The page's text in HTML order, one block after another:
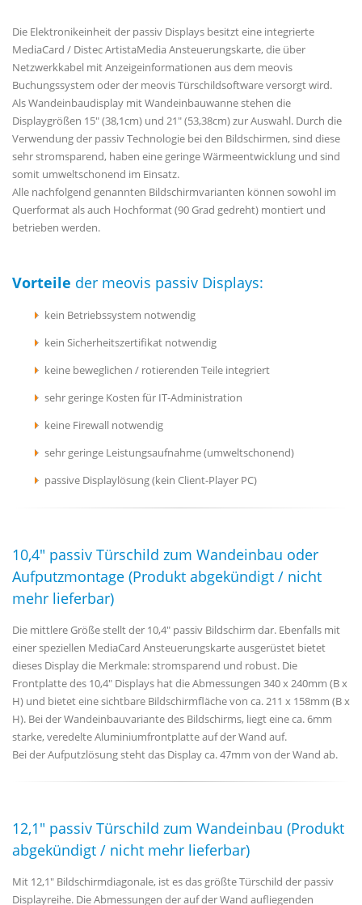
Die Elektronikeinheit der passiv Displays besitzt eine integrierte
MediaCard / Distec ArtistaMedia Ansteuerungskarte, die über
Netzwerkkabel mit Anzeigeinformationen aus dem meovis
Buchungssystem oder der meovis Türschildsoftware versorgt wird.
Als Wandeinbaudisplay mit Wandeinbauwanne stehen die
Displaygrößen 15" (38,1cm) und 21" (53,38cm) zur Auswahl. Durch die
Verwendung der passiv Technologie bei den Bildschirmen, sind diese
sehr stromsparend, haben eine geringe Wärmeentwicklung und sind
somit umweltschonend im Einsatz.
Alle nachfolgend genannten Bildschirmvarianten können sowohl im
Querformat als auch Hochformat (90 Grad gedreht) montiert und
betrieben werden.
Vorteile der meovis passiv Displays:
kein Betriebssystem notwendig
kein Sicherheitszertifikat notwendig
keine beweglichen / rotierenden Teile integriert
sehr geringe Kosten für IT-Administration
keine Firewall notwendig
sehr geringe Leistungsaufnahme (umweltschonend)
passive Displaylösung (kein Client-Player PC)
10,4" passiv Türschild zum Wandeinbau oder
Aufputzmontage (Produkt abgekündigt / nicht
mehr lieferbar)
Die mittlere Größe stellt der 10,4" passiv Bildschirm dar. Ebenfalls mit
einer speziellen MediaCard Ansteuerungskarte ausgerüstet bietet
dieses Display die Merkmale: stromsparend und robust. Die
Frontplatte des 10,4" Displays hat die Abmessungen 340 x 240mm (B x
H) und bietet eine sichtbare Bildschirmfläche von ca. 211 x 158mm (B x
H). Bei der Wandeinbauvariante des Bildschirms, liegt eine ca. 6mm
starke, veredelte Aluminiumfrontplatte auf der Wand auf.
Bei der Aufputzlösung steht das Display ca. 47mm von der Wand ab.
12,1" passiv Türschild zum Wandeinbau (Produkt
abgekündigt / nicht mehr lieferbar)
Mit 12,1" Bildschirmdiagonale, ist es das größte Türschild der passiv
Displayreihe. Die Abmessungen der auf der Wand aufliegenden